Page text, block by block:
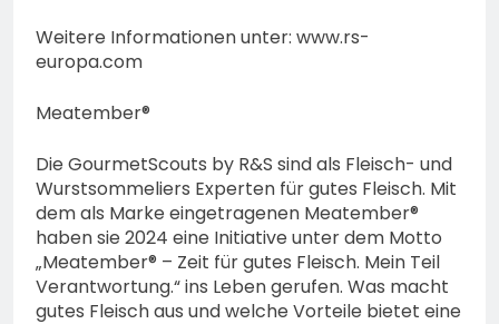
Weitere Informationen unter: www.rs-
europa.com
Meatember®
Die GourmetScouts by R&S sind als Fleisch- und
Wurstsommeliers Experten für gutes Fleisch. Mit
dem als Marke eingetragenen Meatember®
haben sie 2024 eine Initiative unter dem Motto
„Meatember® – Zeit für gutes Fleisch. Mein Teil
Verantwortung.“ ins Leben gerufen. Was macht
gutes Fleisch aus und welche Vorteile bietet eine